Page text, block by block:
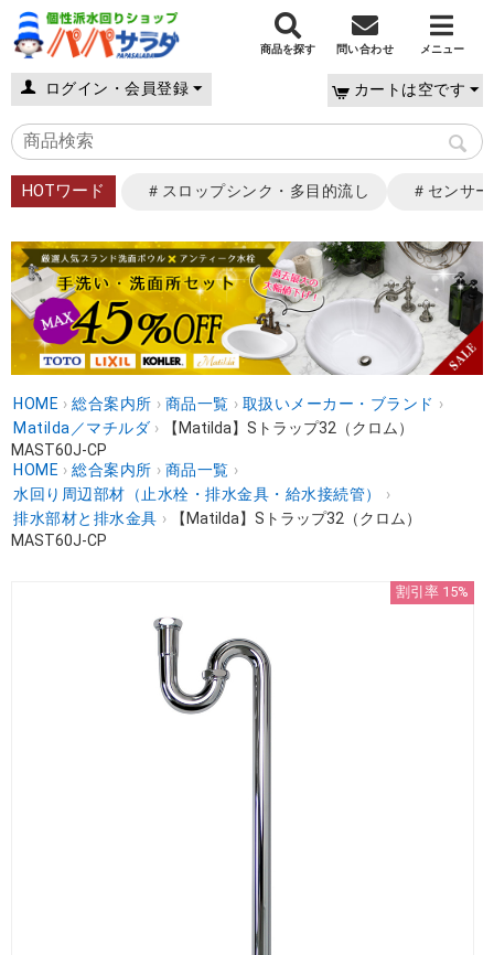
商品を探す 問い合わせ メニュー
ログイン・会員登録 カートは空です
HOTワード ＃スロップシンク・多目的流し ＃センサ
HOME › 総合案内所 › 商品一覧 › 取扱いメーカー・ブランド ›
Matilda／マチルダ ›
【Matilda】Sトラップ32（クロム）
MAST60J-CP
HOME › 総合案内所 › 商品一覧 ›
水回り周辺部材（止水栓・排水金具・給水接続管）
›
排水部材と排水金具 ›
【Matilda】Sトラップ32（クロム）
MAST60J-CP
割引率 15%